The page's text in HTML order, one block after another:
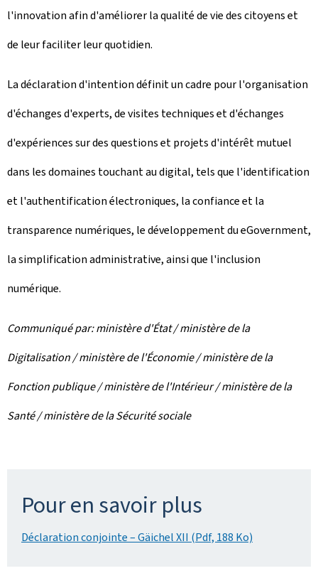
l'innovation afin d'améliorer la qualité de vie des citoyens et
de leur faciliter leur quotidien.
La déclaration d'intention définit un cadre pour l'organisation
d'échanges d'experts, de visites techniques et d'échanges
d'expériences sur des questions et projets d'intérêt mutuel
dans les domaines touchant au digital, tels que l'identification
et l'authentification électroniques, la confiance et la
transparence numériques, le développement du eGovernment,
la simplification administrative, ainsi que l'inclusion
numérique.
Communiqué par: ministère d'État / ministère de la
Digitalisation / ministère de l'Économie / ministère de la
Fonction publique / ministère de l'Intérieur / ministère de la
Santé / ministère de la Sécurité sociale
Pour en savoir plus
Déclaration conjointe – Gäichel XII (Pdf, 188 Ko)